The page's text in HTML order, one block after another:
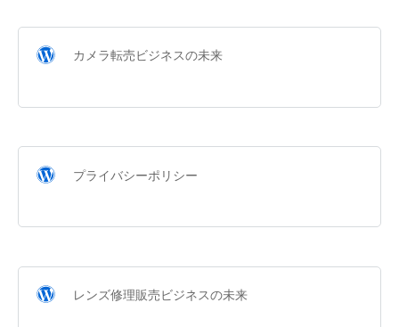
カメラ転売ビジネスの未来
プライバシーポリシー
レンズ修理販売ビジネスの未来